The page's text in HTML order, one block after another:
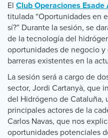
El Club Operaciones Esade
titulada “Oportunidades en
sí?” Durante la sesión, se
de la tecnología del
oportunidades de negocio
barreras existentes en la
La sesión será a cargo de
sector, Jordi Cartanyà, que
del Hidrógeno de Cataluña,
principales actores de la
Carlos Navas, que nos
oportunidades potenciales